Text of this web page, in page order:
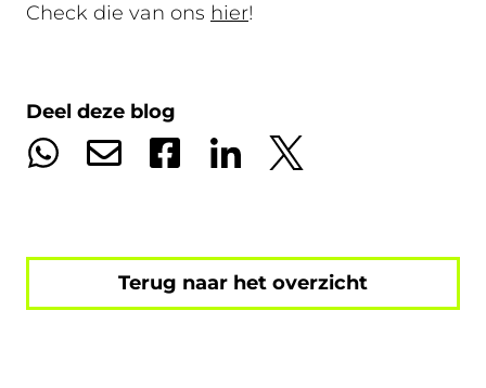
Check die van ons hier!
Deel deze blog
Terug naar het overzicht